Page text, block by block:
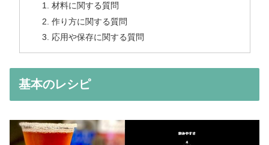
材料に関する質問
作り方に関する質問
応用や保存に関する質問
基本のレシピ